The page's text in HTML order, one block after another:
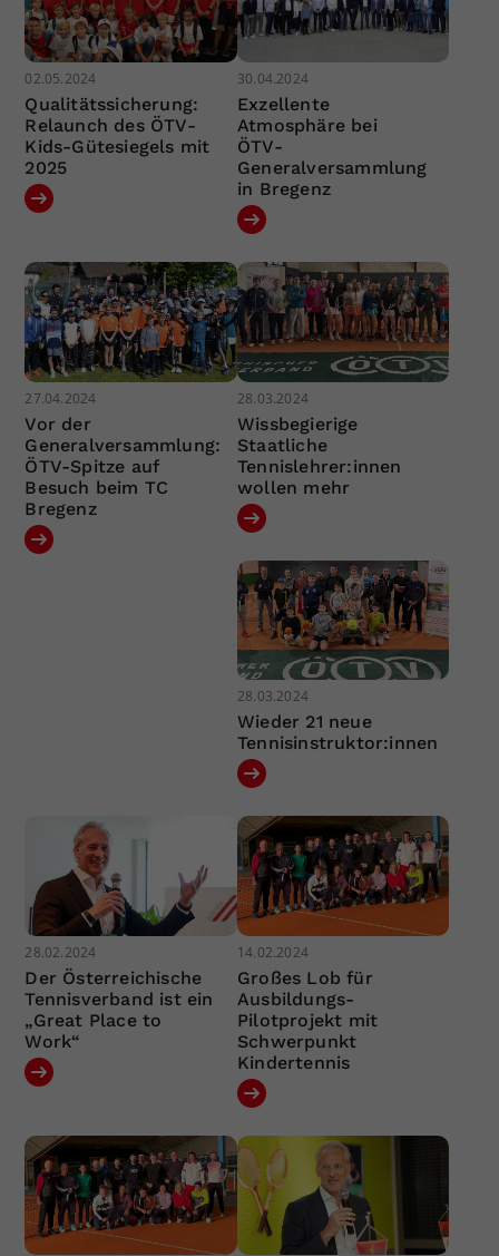
02.05.2024
Qualitätssicherung:
Relaunch des ÖTV-
Kids-Gütesiegels mit
2025
30.04.2024
Exzellente
Atmosphäre bei
ÖTV-
Generalversammlung
in Bregenz
27.04.2024
Vor der
Generalversammlung:
ÖTV-Spitze auf
Besuch beim TC
Bregenz
28.03.2024
Wissbegierige
Staatliche
Tennislehrer:innen
wollen mehr
28.03.2024
Wieder 21 neue
Tennisinstruktor:innen
28.02.2024
Der Österreichische
Tennisverband ist ein
„Great Place to
Work“
14.02.2024
Großes Lob für
Ausbildungs-
Pilotprojekt mit
Schwerpunkt
Kindertennis